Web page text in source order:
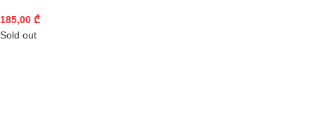
185,00 ₾
Sold out